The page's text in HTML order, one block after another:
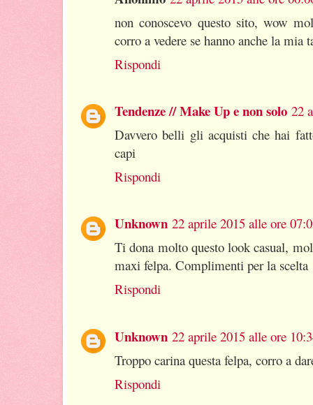
non conoscevo questo sito, wow
corro a vedere se hanno anche la mia
Rispondi
Tendenze // Make Up e non solo 22
Davvero belli gli acquisti che hai
capi
Rispondi
Unknown 22 aprile 2015 alle ore
Ti dona molto questo look casual,
maxi felpa. Complimenti per la scelta
Rispondi
Unknown 22 aprile 2015 alle ore
Troppo carina questa felpa, corro a
Rispondi